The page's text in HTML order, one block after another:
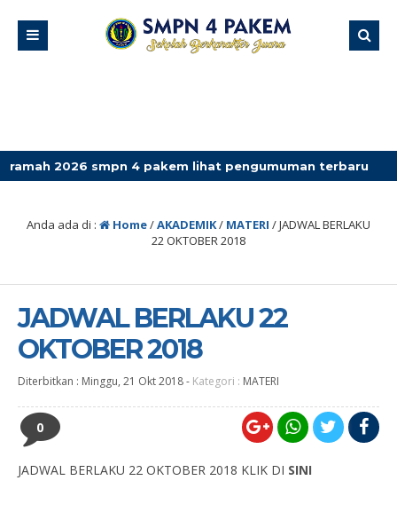
smpn 4 pakem lihat pengumuman terbaru
Anda ada di : Home/AKADEMIK/ MATERI /JADWAL BERLAKU
22 OKTOBER 2018
JADWAL BERLAKU 22
OKTOBER 2018
Diterbitkan : Minggu, 21 Okt 2018- Kategori : MATERI
0
JADWAL BERLAKU 22 OKTOBER 2018 KLIK DI SINI